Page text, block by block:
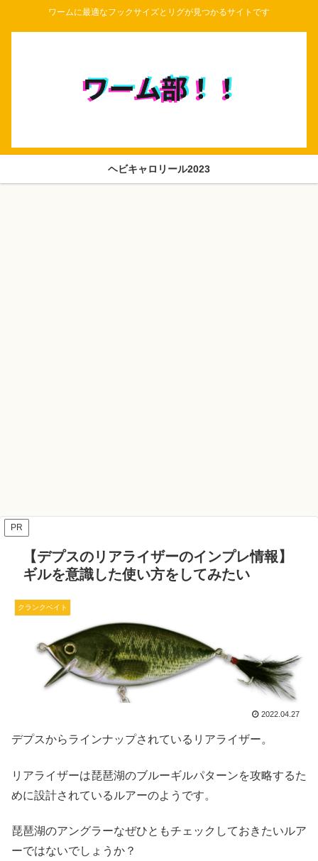
ワームに最適なフックサイズとリグが見つかるサイトです
ヘビキャロリール2023
PR
【デプスのリアライザーのインプレ情報】
ギルを意識した使い方をしてみたい
クランクベイト
2022.04.27
デプスからラインナップされているリアライザー。
リアライザーは琵琶湖のブルーギルパターンを攻略するた
めに設計されているルアーのようです。
琵琶湖のアングラーなぜひともチェックしておきたいルア
ーではないでしょうか？